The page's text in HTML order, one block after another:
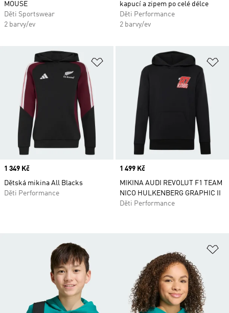
MOUSE
Děti Sportswear
2 barvy/ev
kapucí a zipem po celé délce
Děti Performance
2 barvy/ev
Přidat do seznamu přání
Price
1 349 Kč
Dětská mikina All Blacks
Děti Performance
Price
1 499 Kč
MIKINA AUDI REVOLUT F1 TEAM
NICO HULKENBERG GRAPHIC II
Děti Performance